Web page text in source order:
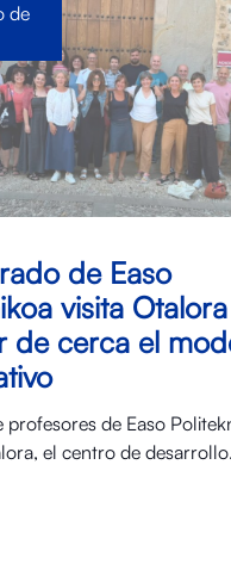
de Easo
visita
de cerca el
profesores de Easo
el centro de
de